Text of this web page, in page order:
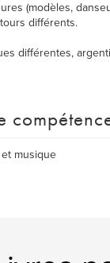
(modèles,
différents.
différentes,
musique